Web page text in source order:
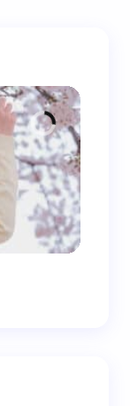
：yeoti
2026-03-14